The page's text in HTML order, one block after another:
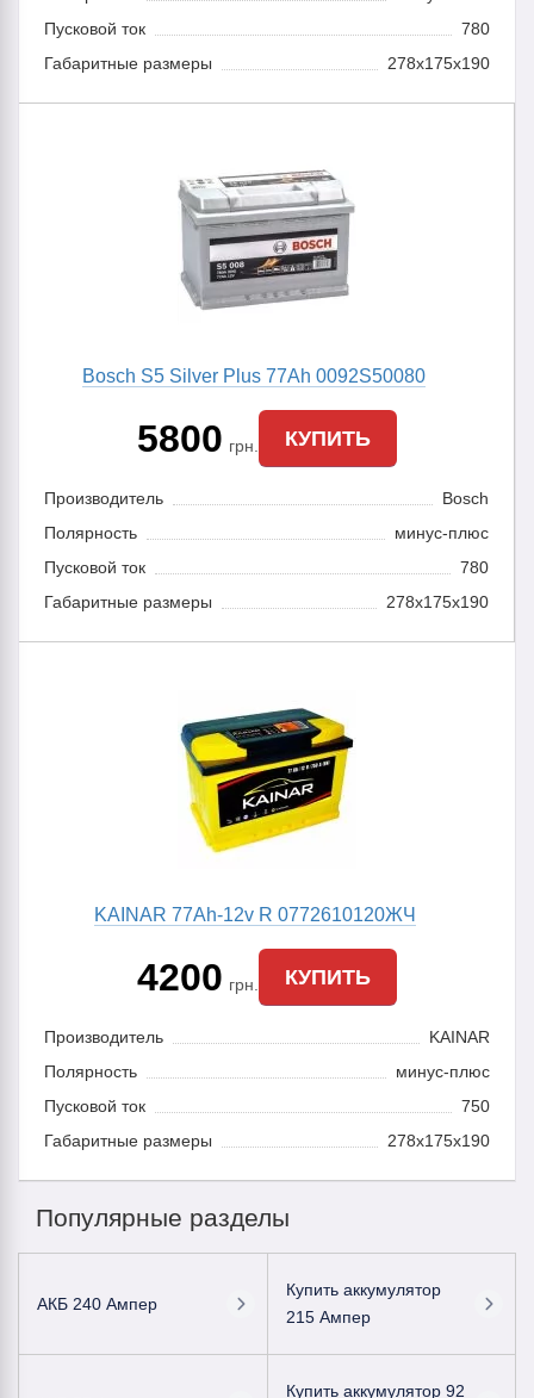
Пусковой ток
780
Габаритные размеры
278x175x190
Bosch S5 Silver Plus 77Ah 0092S50080
5800 грн. КУПИТЬ
Производитель
Bosch
Полярность
минус-плюс
Пусковой ток
780
Габаритные размеры
278x175x190
KAINAR 77Ah-12v R 0772610120ЖЧ
4200 грн. КУПИТЬ
Производитель
KAINAR
Полярность
минус-плюс
Пусковой ток
750
Габаритные размеры
278x175x190
Популярные разделы
АКБ 240 Ампер
Купить аккумулятор
215 Ампер
Купить аккумулятор 92